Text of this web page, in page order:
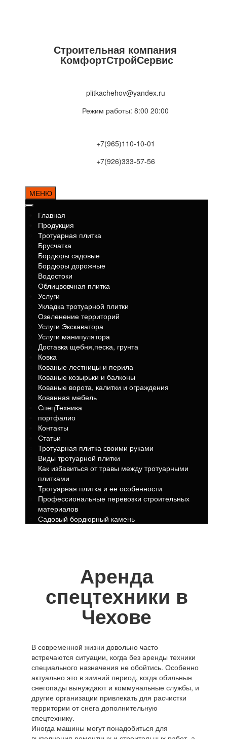
Строительная компания
КомфортСтройСервис
plitkachehov@yandex.ru
Режим работы: 8:00 20:00
+7(965)110-10-01
+7(926)333-57-56
МЕНЮ
Главная
Продукция
Тротуарная плитка
Брусчатка
Бордюры садовые
Бордюры дорожные
Водостоки
Облицвовчная плитка
Услуги
Укладка тротуарной плитки
Озеленение территорий
Услуги Экскаватора
Услуги манипулятора
Доставка щебня,песка, грунта
Ковка
Кованые лестницы и перила
Кованые козырьки и балконы
Кованые ворота, калитки и ограждения
Кованная мебель
СпецТехника
портфалио
Контакты
Статьи
Тротуарная плитка своими руками
Виды тротуарной плитки
Как избавиться от травы между тротуарными
плитками
Тротуарная плитка и ее особенности
Профессиональные перевозки строительных
материалов
Садовый бордюрный камень
Аренда
спецтехники в
Чехове
В современной жизни довольно часто
встречаются ситуации, когда без аренды техники
специального назначения не обойтись. Особенно
актуально это в зимний период, когда обильнын
снегопады вынуждают и коммунальные службы, и
другие организации привлекать для расчистки
территории от снега дополнительную
спецтехнику.
Иногда машины могут понадобиться для